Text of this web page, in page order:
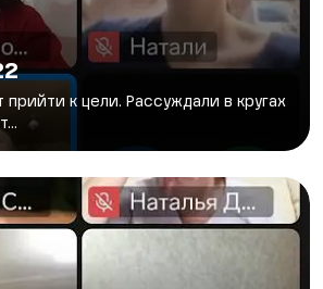
к цели. Рассуждали в кругах